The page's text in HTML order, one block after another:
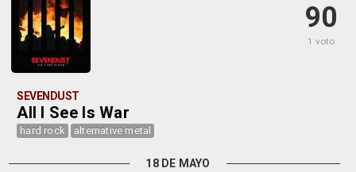
90
1 voto
SEVENDUST
All I See Is War
hard rock alternative metal
18 DE MAYO